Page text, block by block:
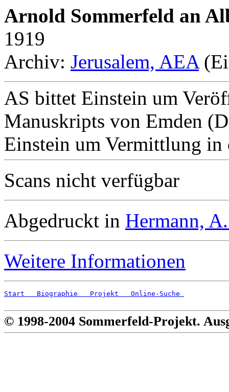
Arnold Sommerfeld an
1919
Archiv: Jerusalem, AEA
AS bittet Einstein um
Manuskripts von Emden
Einstein um Vermittlung
Scans nicht verfügbar
Abgedruckt in Hermann,
Weitere Informationen
Start
   Biographie
   Projekt
   Online-Suche
© 1998-2004 Sommerfeld-Projekt.